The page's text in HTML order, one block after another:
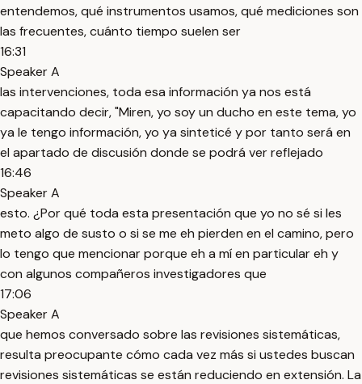
entendemos, qué instrumentos usamos, qué mediciones son
las frecuentes, cuánto tiempo suelen ser
16:31
Speaker A
las intervenciones, toda esa información ya nos está
capacitando decir, "Miren, yo soy un ducho en este tema, yo
ya le tengo información, yo ya sinteticé y por tanto será en
el apartado de discusión donde se podrá ver reflejado
16:46
Speaker A
esto. ¿Por qué toda esta presentación que yo no sé si les
meto algo de susto o si se me eh pierden en el camino, pero
lo tengo que mencionar porque eh a mí en particular eh y
con algunos compañeros investigadores que
17:06
Speaker A
que hemos conversado sobre las revisiones sistemáticas,
resulta preocupante cómo cada vez más si ustedes buscan
revisiones sistemáticas se están reduciendo en extensión. La